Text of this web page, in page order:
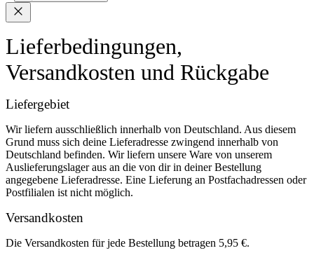
Lieferbedingungen,
Versandkosten und Rückgabe
Liefergebiet
Wir liefern ausschließlich innerhalb von Deutschland. Aus diesem
Grund muss sich deine Lieferadresse zwingend innerhalb von
Deutschland befinden. Wir liefern unsere Ware von unserem
Auslieferungslager aus an die von dir in deiner Bestellung
angegebene Lieferadresse. Eine Lieferung an Postfachadressen oder
Postfilialen ist nicht möglich.
Versandkosten
Die Versandkosten für jede Bestellung betragen 5,95 €.